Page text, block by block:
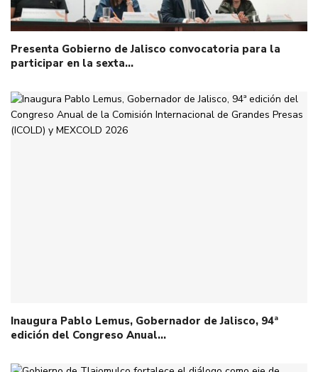
Presenta Gobierno de Jalisco convocatoria para la
participar en la sexta…
Inaugura Pablo Lemus, Gobernador de Jalisco, 94ª
edición del Congreso Anual…